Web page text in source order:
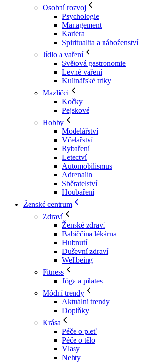
Osobní rozvoj
Psychologie
Management
Kariéra
Spiritualita a náboženství
Jídlo a vaření
Světová gastronomie
Levné vaření
Kulinářské triky
Mazlíčci
Kočky
Pejskové
Hobby
Modelářství
Včelařství
Rybaření
Letectví
Automobilismus
Adrenalin
Sběratelství
Houbaření
Ženské centrum
Zdraví
Ženské zdraví
Babiččina lékárna
Hubnutí
Duševní zdraví
Wellbeing
Fitness
Jóga a pilates
Módní trendy
Aktuální trendy
Doplňky
Krása
Péče o pleť
Péče o tělo
Vlasy
Nehty